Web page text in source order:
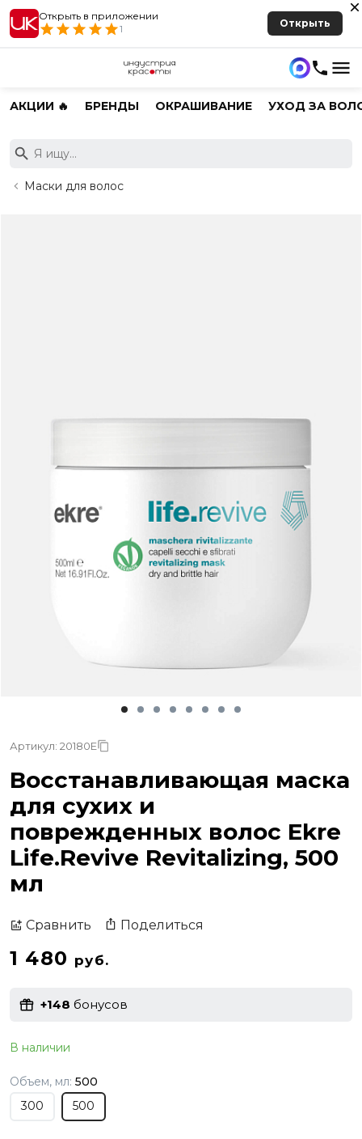
Открыть в приложении
1
Открыть
АКЦИИ 🔥 БРЕНДЫ ОКРАШИВАНИЕ УХОД ЗА
Маски для волос
Артикул: 20180E
Восстанавливающая маска
для сухих и
поврежденных волос Ekre
Life.Revive Revitalizing, 500
мл
Сравнить Поделиться
1 480 руб.
+148 бонусов
В наличии
Объем, мл: 500
300
500